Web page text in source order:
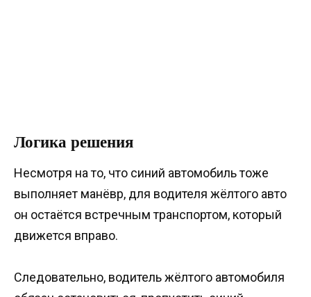
Логика решения
Несмотря на то, что синий автомобиль тоже
выполняет манёвр, для водителя жёлтого авто
он остаётся встречным транспортом, который
движется вправо.
Следовательно, водитель жёлтого автомобиля